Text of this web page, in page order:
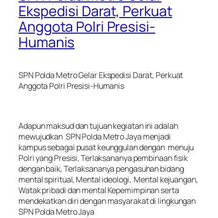
Ekspedisi Darat, Perkuat
Anggota Polri Presisi-
Humanis
SPN Polda Metro Gelar Ekspedisi Darat, Perkuat
Anggota Polri Presisi-Humanis
‎Adapun maksud dan tujuan kegiatan ini adalah
mewujudkan SPN Polda Metro Jaya menjadi
kampus sebagai pusat keunggulan dengan menuju
Polri yang Presisi, Terlaksananya pembinaan fisik
dengan baik, Terlaksananya pengasuhan bidang
mental spiritual, Mental ideologi, Mental kejuangan,
Watak pribadi dan mental Kepemimpinan serta
mendekatkan diri dengan masyarakat di lingkungan
SPN Polda Metro Jaya